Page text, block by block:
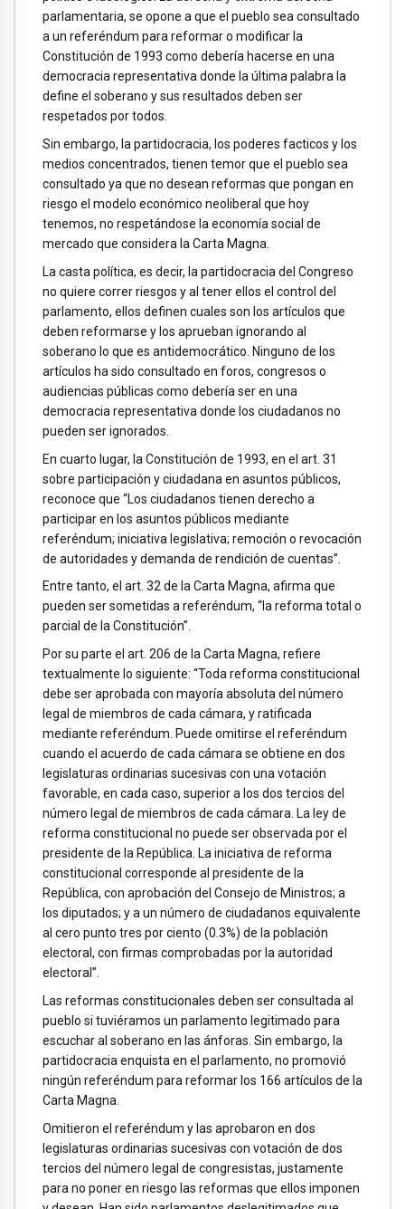
parlamentaria, se opone a que el pueblo sea consultado
a un referéndum para reformar o modificar la
Constitución de 1993 como debería hacerse en una
democracia representativa donde la última palabra la
define el soberano y sus resultados deben ser
respetados por todos.
Sin embargo, la partidocracia, los poderes facticos y los
medios concentrados, tienen temor que el pueblo sea
consultado ya que no desean reformas que pongan en
riesgo el modelo económico neoliberal que hoy
tenemos, no respetándose la economía social de
mercado que considera la Carta Magna.
La casta política, es decir, la partidocracia del Congreso
no quiere correr riesgos y al tener ellos el control del
parlamento, ellos definen cuales son los artículos que
deben reformarse y los aprueban ignorando al
soberano lo que es antidemocrático. Ninguno de los
artículos ha sido consultado en foros, congresos o
audiencias públicas como debería ser en una
democracia representativa donde los ciudadanos no
pueden ser ignorados.
En cuarto lugar, la Constitución de 1993, en el art. 31
sobre participación y ciudadana en asuntos públicos,
reconoce que “Los ciudadanos tienen derecho a
participar en los asuntos públicos mediante
referéndum; iniciativa legislativa; remoción o revocación
de autoridades y demanda de rendición de cuentas”.
Entre tanto, el art. 32 de la Carta Magna, afirma que
pueden ser sometidas a referéndum, “la reforma total o
parcial de la Constitución”.
Por su parte el art. 206 de la Carta Magna, refiere
textualmente lo siguiente: “Toda reforma constitucional
debe ser aprobada con mayoría absoluta del número
legal de miembros de cada cámara, y ratificada
mediante referéndum. Puede omitirse el referéndum
cuando el acuerdo de cada cámara se obtiene en dos
legislaturas ordinarias sucesivas con una votación
favorable, en cada caso, superior a los dos tercios del
número legal de miembros de cada cámara. La ley de
reforma constitucional no puede ser observada por el
presidente de la República. La iniciativa de reforma
constitucional corresponde al presidente de la
República, con aprobación del Consejo de Ministros; a
los diputados; y a un número de ciudadanos equivalente
al cero punto tres por ciento (0.3%) de la población
electoral, con firmas comprobadas por la autoridad
electoral”.
Las reformas constitucionales deben ser consultada al
pueblo si tuviéramos un parlamento legitimado para
escuchar al soberano en las ánforas. Sin embargo, la
partidocracia enquista en el parlamento, no promovió
ningún referéndum para reformar los 166 artículos de la
Carta Magna.
Omitieron el referéndum y las aprobaron en dos
legislaturas ordinarias sucesivas con votación de dos
tercios del número legal de congresistas, justamente
para no poner en riesgo las reformas que ellos imponen